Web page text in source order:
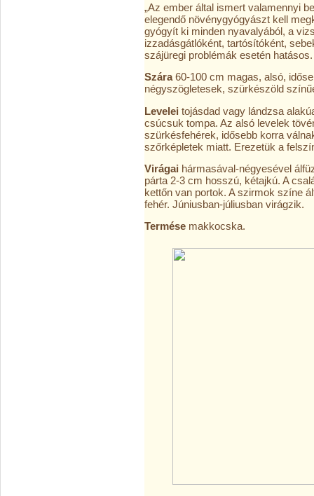
„Az ember által ismert valamennyi
elegendő növénygyógyászt kell
gyógyít ki minden nyavalyából, a
izzadásgátlóként, tartósítóként,
szájüregi problémák esetén hatásos.
Szára60-100 cm magas, alsó,
négyszögletesek, szürkészöld
Levelei tojásdad vagy lándzsa
csúcsuk tompa. Az alsó levelek
szürkésfehérek, idősebb korra
szőrképletek miatt. Erezetük a
Virágai hármasával-négyesével
párta 2-3 cm hosszú, kétajkú. A
kettőn van portok. A szirmok színe
fehér. Júniusban-júliusban virágzik.
Termése makkocska.